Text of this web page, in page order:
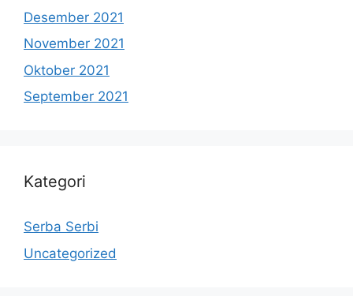
Desember 2021
November 2021
Oktober 2021
September 2021
Kategori
Serba Serbi
Uncategorized